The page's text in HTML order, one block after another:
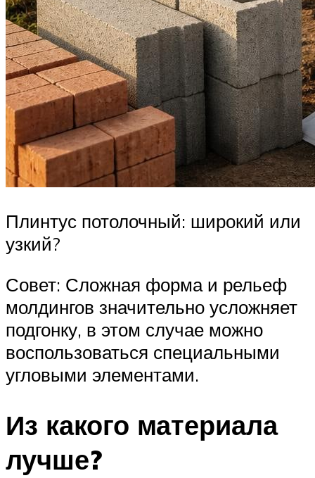
Плинтус потолочный: широкий или
узкий?
Совет: Сложная форма и рельеф
молдингов значительно усложняет
подгонку, в этом случае можно
воспользоваться специальными
угловыми элементами.
Из какого материала
лучше?